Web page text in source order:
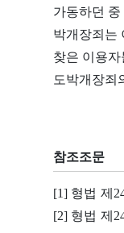
가동하던
박개장죄는
찾은 이용
도박개장죄
참조조문
[1] 형법 제
[2] 형법 제